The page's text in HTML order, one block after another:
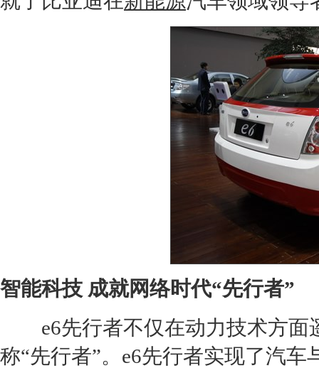
智能科技 成就网络时代“先行者”
e6先行者不仅在动力技术方面
称“先行者”。e6先行者实现了汽